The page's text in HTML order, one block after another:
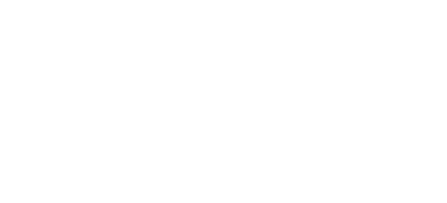
Monitor
கடல்...